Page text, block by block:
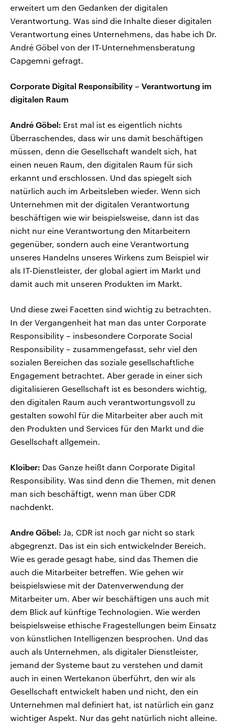
erweitert um den Gedanken der digitalen
Verantwortung. Was sind die Inhalte dieser digitalen
Verantwortung eines Unternehmens, das habe ich Dr.
André Göbel von der IT-Unternehmensberatung
Capgemni gefragt.
Corporate Digital Responsibility – Verantwortung im
digitalen Raum
André Göbel: Erst mal ist es eigentlich nichts
Überraschendes, dass wir uns damit beschäftigen
müssen, denn die Gesellschaft wandelt sich, hat
einen neuen Raum, den digitalen Raum für sich
erkannt und erschlossen. Und das spiegelt sich
natürlich auch im Arbeitsleben wieder. Wenn sich
Unternehmen mit der digitalen Verantwortung
beschäftigen wie wir beispielsweise, dann ist das
nicht nur eine Verantwortung den Mitarbeitern
gegenüber, sondern auch eine Verantwortung
unseres Handelns unseres Wirkens zum Beispiel wir
als IT-Dienstleister, der global agiert im Markt und
damit auch mit unseren Produkten im Markt.
Und diese zwei Facetten sind wichtig zu betrachten.
In der Vergangenheit hat man das unter Corporate
Responsibility – insbesondere Corporate Social
Responsibility – zusammengefasst, sehr viel den
sozialen Bereichen das soziale gesellschaftliche
Engagement betrachtet. Aber gerade in einer sich
digitalisieren Gesellschaft ist es besonders wichtig,
den digitalen Raum auch verantwortungsvoll zu
gestalten sowohl für die Mitarbeiter aber auch mit
den Produkten und Services für den Markt und die
Gesellschaft allgemein.
Kloiber: Das Ganze heißt dann Corporate Digital
Responsibility. Was sind denn die Themen, mit denen
man sich beschäftigt, wenn man über CDR
nachdenkt.
Andre Göbel: Ja, CDR ist noch gar nicht so stark
abgegrenzt. Das ist ein sich entwickelnder Bereich.
Wie es gerade gesagt habe, sind das Themen die
auch die Mitarbeiter betreffen. Wie gehen wir
beispielswiese mit der Datenverwendung der
Mitarbeiter um. Aber wir beschäftigen uns auch mit
dem Blick auf künftige Technologien. Wie werden
beispielsweise ethische Fragestellungen beim Einsatz
von künstlichen Intelligenzen besprochen. Und das
auch als Unternehmen, als digitaler Dienstleister,
jemand der Systeme baut zu verstehen und damit
auch in einen Wertekanon überführt, den wir als
Gesellschaft entwickelt haben und nicht, den ein
Unternehmen mal definiert hat, ist natürlich ein ganz
wichtiger Aspekt. Nur das geht natürlich nicht alleine.